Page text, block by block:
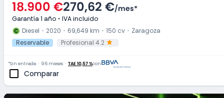
18.900 €270,62 €/mes*
Garantía 1 año
IVA incluido
Diesel
2020 69,649 km 150 cv
Zaragoza
Reservable
Profesional 4.2
Comparar
*Sin entrada 96 meses TAE 10,57 %con